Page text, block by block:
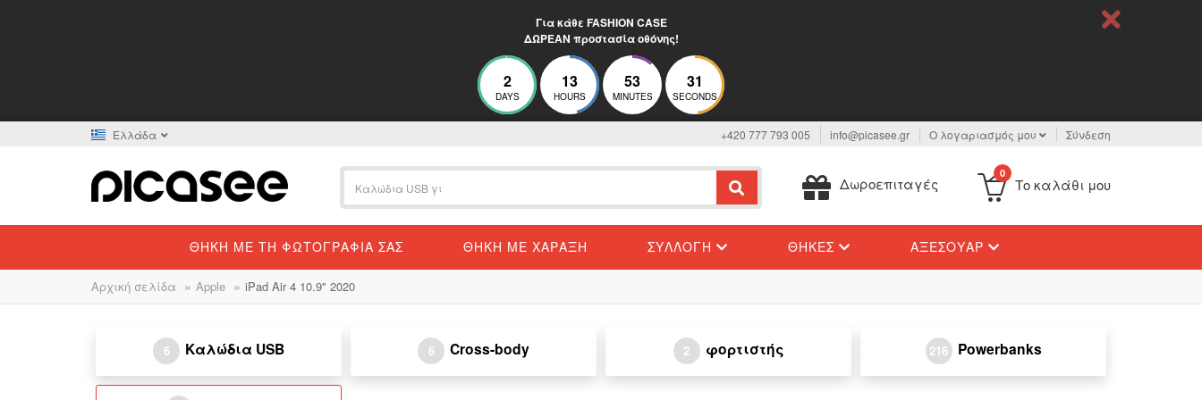
Για κάθε FASHION CASE
ΔΩΡΕΑΝ προστασία οθόνης!
2
DAYS
13
HOURS
53
MINUTES
31
SECONDS
Ελλάδα +420 777 793 005 info@picasee.gr Ο λογαριασμός μου Σύνδεση
Δωροεπιταγές
0
Το καλάθι μου
ΘΉΚΗ ΜΕ ΤΗ ΦΩΤΟΓΡΑΦΊΑ ΣΑΣ ΘΉΚΗ ΜΕ ΧΆΡΑΞΗ ΣΥΛΛΟΓΉ ΘΉΚΕΣ ΑΞΕΣΟΥΆΡ
Αρχική σελίδα » Apple » iPad Air 4 10.9" 2020
6 Καλώδια USB 6 Cross-body 2 φορτιστής 216 Powerbanks